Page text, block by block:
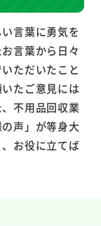
言葉に勇気を
言葉から日々
ただいたこと
たご意見には
不用品回収業
声」が等身大
お役に立てば